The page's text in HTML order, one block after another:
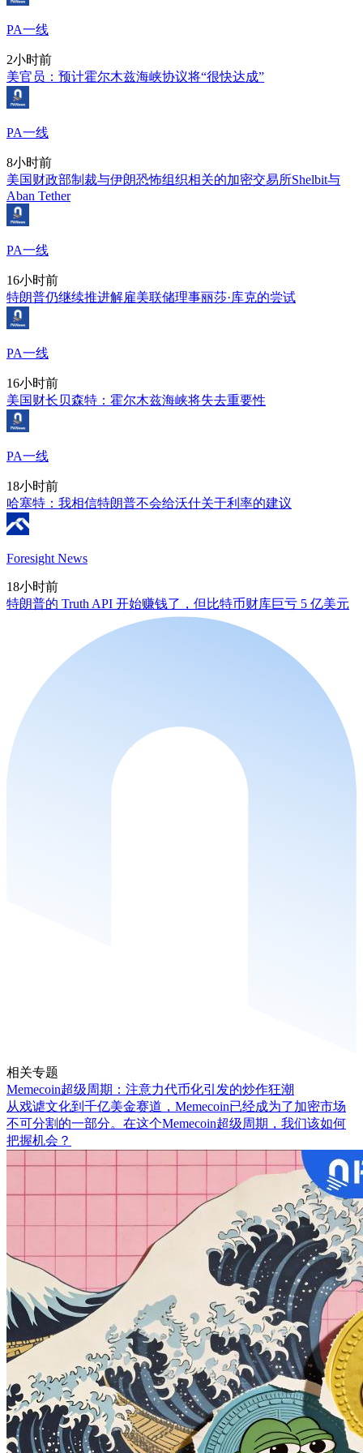
PA一线
2小时前
美官员：预计霍尔木兹海峡协议将“很快达成”
PA一线
8小时前
美国财政部制裁与伊朗恐怖组织相关的加密交易所Shelbit与
Aban Tether
PA一线
16小时前
特朗普仍继续推进解雇美联储理事丽莎·库克的尝试
PA一线
16小时前
美国财长贝森特：霍尔木兹海峡将失去重要性
PA一线
18小时前
哈塞特：我相信特朗普不会给沃什关于利率的建议
Foresight News
18小时前
特朗普的 Truth API 开始赚钱了，但比特币财库巨亏 5 亿美元
相关专题
Memecoin超级周期：注意力代币化引发的炒作狂潮
从戏谑文化到千亿美金赛道，Memecoin已经成为了加密市场
不可分割的一部分。在这个Memecoin超级周期，我们该如何
把握机会？